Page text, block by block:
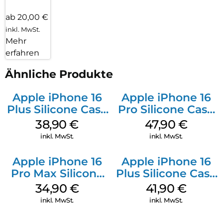
ab 20,00 €
inkl. MwSt.
Mehr
erfahren
Ähnliche Produkte
Apple iPhone 16
Plus Silicone Case
MagSafe Denim
38,90€
inkl. MwSt.
Apple iPhone 16
Pro Silicone Case
MagSafe Denim
47,90 €
inkl. MwSt.
Apple iPhone 16
Pro Max Silicone
Case MagSafe
Denim
34,90 €
inkl. MwSt.
Apple iPhone 16
Plus Silicone Case
MagSafe Stone
Gray
41,90 €
inkl. MwSt.